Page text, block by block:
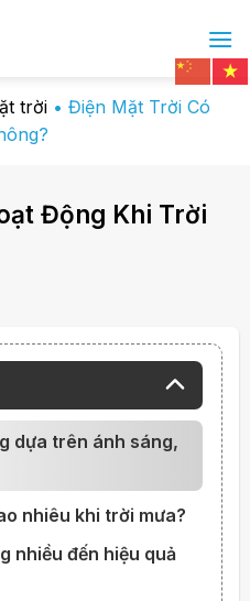
trời • Điện Mặt Trời Có
Động Khi Trời
dựa trên ánh sáng,
nhiêu khi trời mưa?
nhiều đến hiệu quả